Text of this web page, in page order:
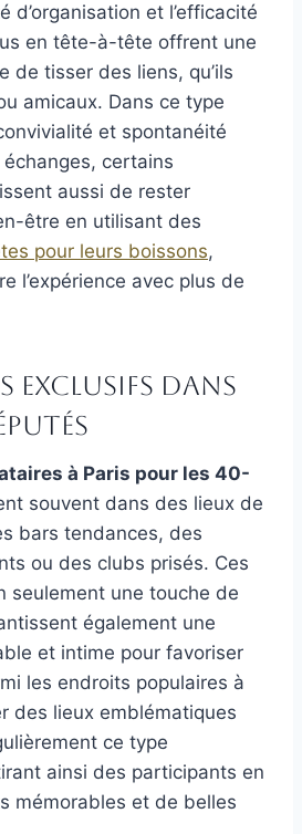
d’organisation et l’efficacité
en tête-à-tête offrent une
de tisser des liens, qu’ils
amicaux. Dans ce type
et spontanéité
certains
aussi de rester
être en utilisant des
pour leurs boissons,
l’expérience avec plus de
exclusifs dans
à Paris pour les 40-
souvent dans des lieux de
bars tendances, des
ou des clubs prisés. Ces
seulement une touche de
également une
et intime pour favoriser
les endroits populaires à
des lieux emblématiques
ce type
ainsi des participants en
mémorables et de belles